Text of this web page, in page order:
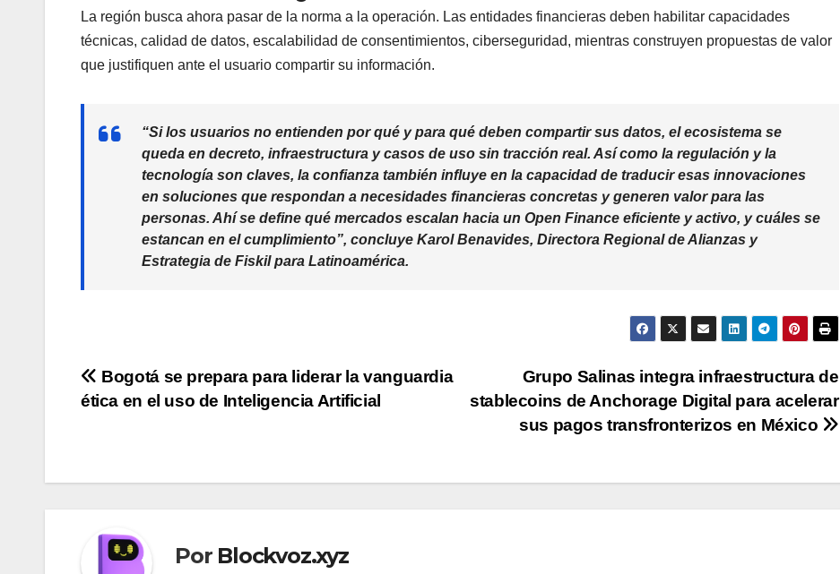
La región busca ahora pasar de la norma a la operación. Las entidades financieras deben habilitar capacidades
técnicas, calidad de datos, escalabilidad de consentimientos, ciberseguridad, mientras construyen propuestas de valor
que justifiquen ante el usuario compartir su información.
“Si los usuarios no entienden por qué y para qué deben compartir sus datos, el ecosistema se
queda en decreto, infraestructura y casos de uso sin tracción real. Así como la regulación y la
tecnología son claves, la confianza también influye en la capacidad de traducir esas innovaciones
en soluciones que respondan a necesidades financieras concretas y generen valor para las
personas. Ahí se define qué mercados escalan hacia un Open Finance eficiente y activo, y cuáles se
estancan en el cumplimiento”, concluye Karol Benavides, Directora Regional de Alianzas y
Estrategia de Fiskil para Latinoamérica.
Navegación
Grupo Salinas integra infraestructura de
stablecoins de Anchorage Digital para acelerar
sus pagos transfronterizos en México
Bogotá se prepara para liderar la vanguardia
ética en el uso de Inteligencia Artificial
Por Blockvoz.xyz